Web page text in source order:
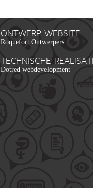
ONTWERP WEBSITE
Roquefort Ontwerpers
TECHNISCHE
Dotred webdevelopment